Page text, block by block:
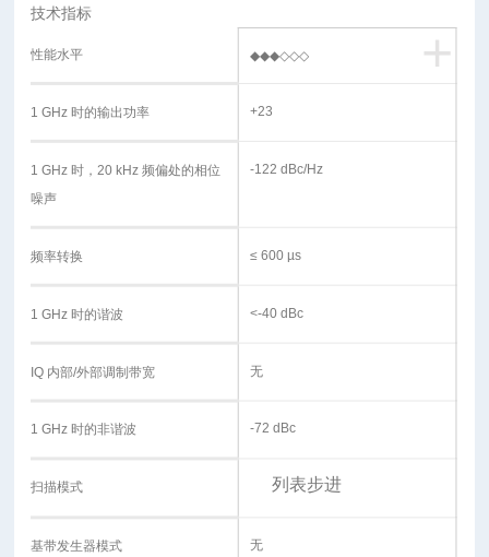
技术指标
+
性能水平 ◆◆◆◇◇◇
1 GHz 时的输出功率 +23
1 GHz 时，20 kHz 频偏处的相位
噪声
-122 dBc/Hz
频率转换 ≤ 600 µs
1 GHz 时的谐波 <-40 dBc
IQ 内部/外部调制带宽 无
1 GHz 时的非谐波 -72 dBc
扫描模式 列表步进
基带发生器模式 无